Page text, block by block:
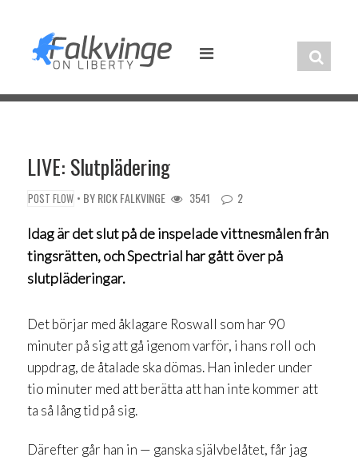
content
LIVE: Slutplädering
POST FLOW • BYRICK FALKVINGE 3541 2
Idag är det slut på de inspelade vittnesmålen från
tingsrätten, och Spectrial har gått över på
slutpläderingar.
Det börjar med åklagare Roswall som har 90
minuter på sig att gå igenom varför, i hans roll och
uppdrag, de åtalade ska dömas. Han inleder under
tio minuter med att berätta att han inte kommer att
ta så lång tid på sig.
Därefter går han in — ganska självbelåtet, får jag